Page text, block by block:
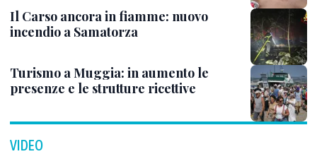
Il Carso ancora in fiamme: nuovo
incendio a Samatorza
Turismo a Muggia: in aumento le
presenze e le strutture ricettive
VIDEO